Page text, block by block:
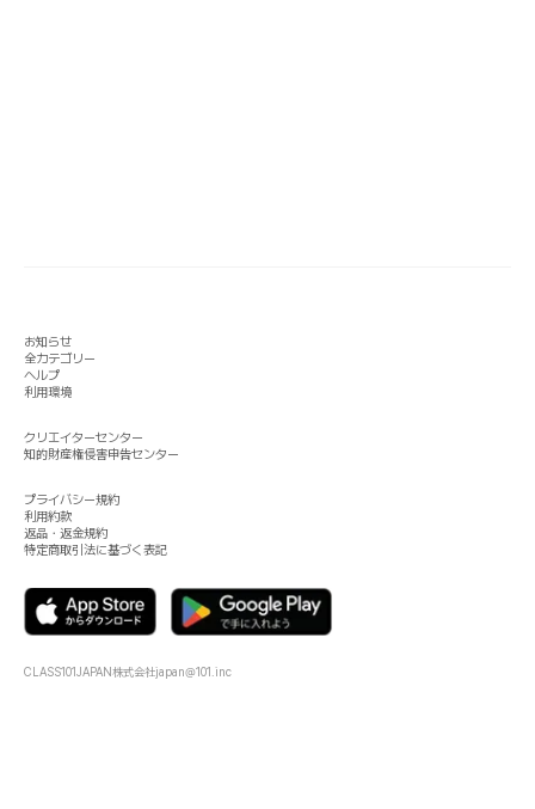
お知らせ
全カテゴリー
ヘルプ
利用環境
クリエイターセンター
知的財産権侵害申告センター
プライバシー規約
利用約款
返品・返金規約
特定商取引法に基づく表記
CLASS101JAPAN株式会社japan@101.inc